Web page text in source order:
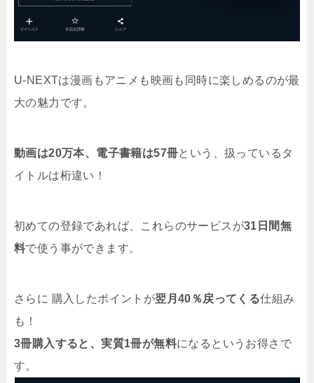
U-NEXTは漫画もアニメも映画も同時に楽しめるのが最
大の魅力です。
動画は20万本、電子書籍は57冊という、扱っているタ
イトルは桁違い！
初めての登録であれば、これらのサービスが31日間無
料で使う事ができます。
さらに 購入したポイントが翌月40％戻ってくる仕組み
も！
3冊購入すると、実質1冊が無料になるというお得さで
す。